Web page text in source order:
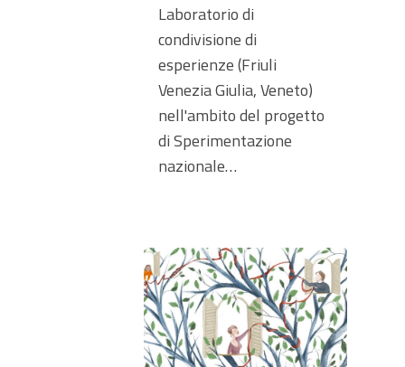
Laboratorio di
condivisione di
esperienze (Friuli
Venezia Giulia, Veneto)
nell'ambito del progetto
di Sperimentazione
nazionale…